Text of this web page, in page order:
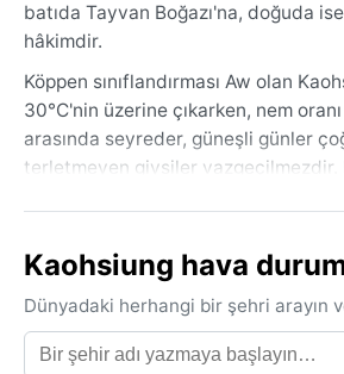
batıda Tayvan Boğazı'na, doğuda
hâkimdir.
Köppen sınıflandırması Aw olan
30°C'nin üzerine çıkarken, nem
arasında seyreder, güneşli günler
terletmeyen giysiler vazgeçilmezdir.
Ziyaret için en elverişli mevsim,
zorlaştırabilir. Bunun dışında, kış
bu tropikal dinamizmiyle hem
Kaohsiung hava
Dünyadaki herhangi bir şehri arayın